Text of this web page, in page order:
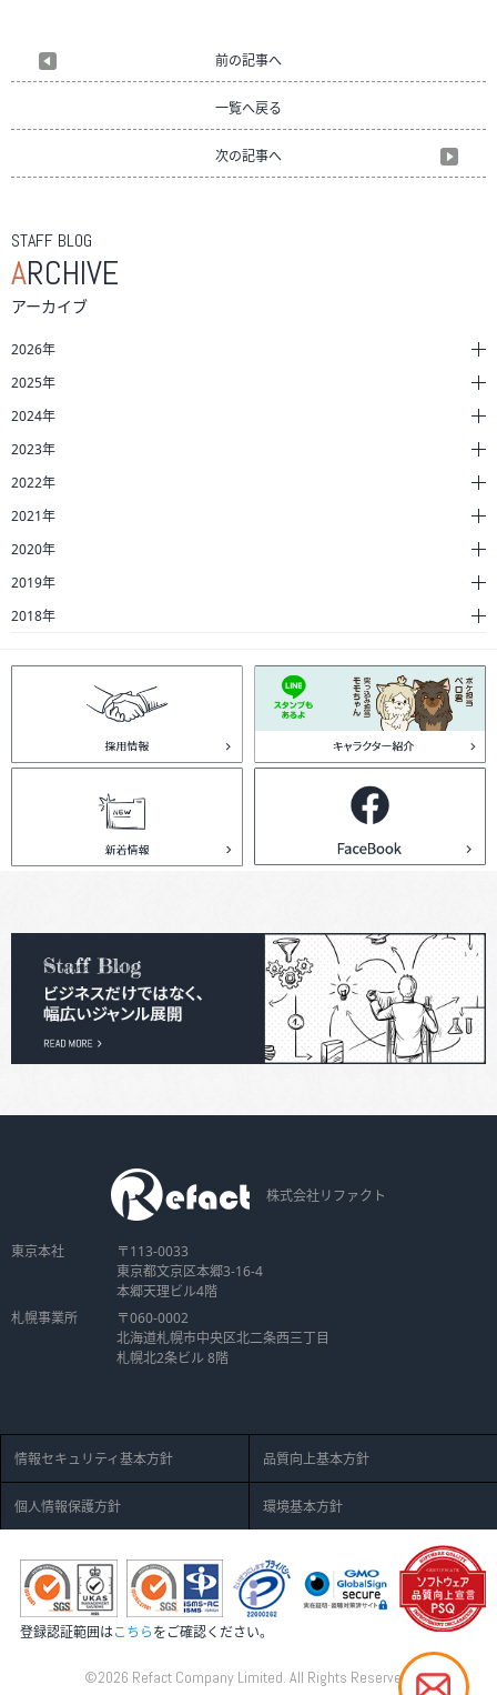
前の記事へ
一覧へ戻る
次の記事へ
STAFF BLOG
ARCHIVE
アーカイブ
2026年
2025年
2024年
2023年
2022年
2021年
2020年
2019年
2018年
株式会社リファクト
東京本社
〒113-0033
東京都文京区本郷3-16-4
本郷天理ビル4階
札幌事業所
〒060-0002
北海道札幌市中央区北二条西三丁目
札幌北2条ビル 8階
情報セキュリティ基本方針 品質向上基本方針
個人情報保護方針 環境基本方針
登録認証範囲はこちらをご確認ください。
©2026 Refact Company Limited. All Rights Reserved.